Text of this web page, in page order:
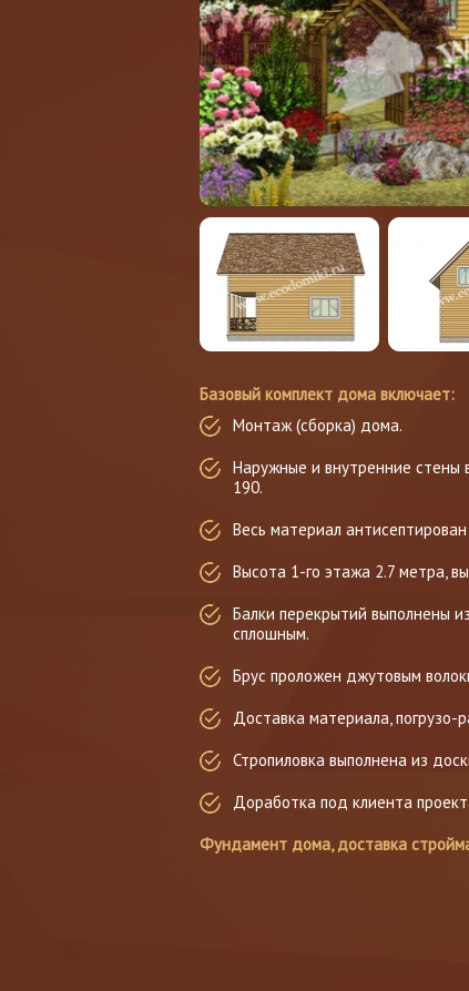
Базовый комплект дома включает:
Монтаж (сборка) дома.
Наружные и внутренние стены
190.
Весь материал
Высота 1-го этажа 2.7 метра,
Балки перекрытий выполнены
сплошным.
Брус проложен джутовым
Доставка материала, погрузо-
Стропиловка выполнена из
Доработка под клиента
Фундамент дома, доставка